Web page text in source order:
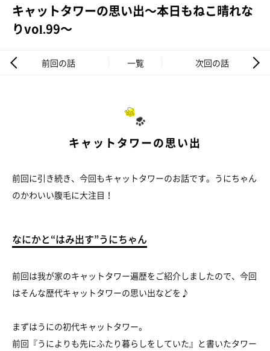
キャットタワーの思い出～本日もねこ晴れな
りvol.99～
前回の話 一覧 次回の話
キャットタワーの思い出
前回に引き続き、今回もキャットタワーのお話です。うにちゃん
のかわいい腹毛に大注目！
なにかと“はみ出す”うにちゃん
前回は我が家のキャットタワー遍歴をご紹介しましたので、今回
はそんな歴代キャットタワーの思い出などを♪
まずはうにの初代キャットタワー。
前回『うによりも先にふたり暮らしをしていた』と書いたタワー